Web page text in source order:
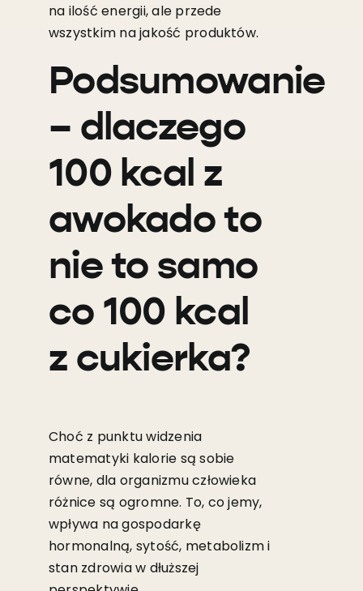
na ilość energii, ale przede
wszystkim na jakość produktów.
Podsumowanie
– dlaczego
100 kcal z
awokado to
nie to samo
co 100 kcal
z cukierka?
Choć z punktu widzenia
matematyki kalorie są sobie
równe, dla organizmu człowieka
różnice są ogromne. To, co jemy,
wpływa na gospodarkę
hormonalną, sytość, metabolizm i
stan zdrowia w dłuższej